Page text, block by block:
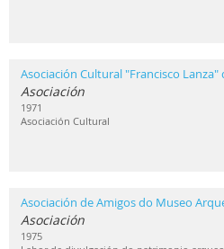
Asociación Cultural "Francisco Lanza"
Asociación
1971
Asociación Cultural
Asociación de Amigos do Museo
Asociación
1975